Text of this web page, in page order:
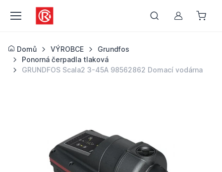
Můj účet
Domů VÝROBCE
Grundfos
Ponorná čerpadla tlaková
GRUNDFOS Scala2 3-45A 98562862 Domací vodárna